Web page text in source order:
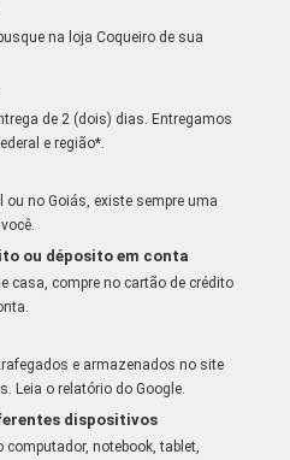
na loja Coqueiro de sua
de 2 (dois) dias. Entregamos
e região*.
ou no Goiás, existe sempre uma
ou déposito em conta
casa, compre no cartão de crédito
e armazenados no site
Leia o relatório do Google.
dispositivos
computador, notebook, tablet,